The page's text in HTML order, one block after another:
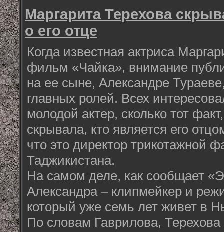
Маргарита Терехова
о его отце
Когда известная актриса
фильм «Чайка», внимание
на ее сыне, Александре
главных ролей. Всех
молодой актер, сколько тот
скрывала, кто является его
что это директор трикотажной
Таджикистана.
На самом деле, как сообщает
Александра – клипмейкер и
который уже семь лет живет в
По словам Гаврилова,